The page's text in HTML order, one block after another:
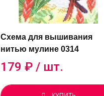
Схема для вышивания
нитью мулине 0314
179 ₽ / шт.